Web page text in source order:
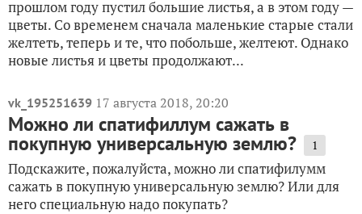
прошлом году пустил большие листья, а в этом году —
цветы. Со временем сначала маленькие старые стали
желтеть, теперь и те, что побольше, желтеют. Однако
новые листья и цветы продолжают...
vk_195251639 17 августа 2018, 20:20
Можно ли спатифиллум сажать в
покупную универсальную землю? 1
Подскажите, пожалуйста, можно ли спатифилумм
сажать в покупную универсальную землю? Или для
него специальную надо покупать?